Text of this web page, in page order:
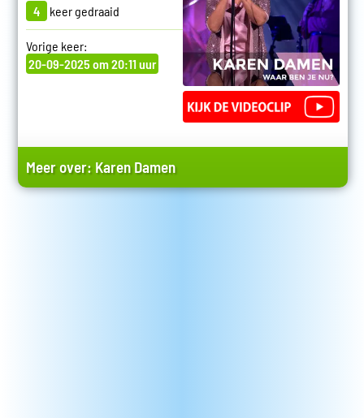
4 keer gedraaid
Vorige keer:
20-09-2025 om 20:11 uur
Meer over: Karen Damen